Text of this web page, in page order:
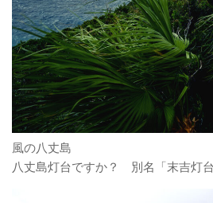
風の八丈島
八丈島灯台ですか？ 別名「末吉灯台